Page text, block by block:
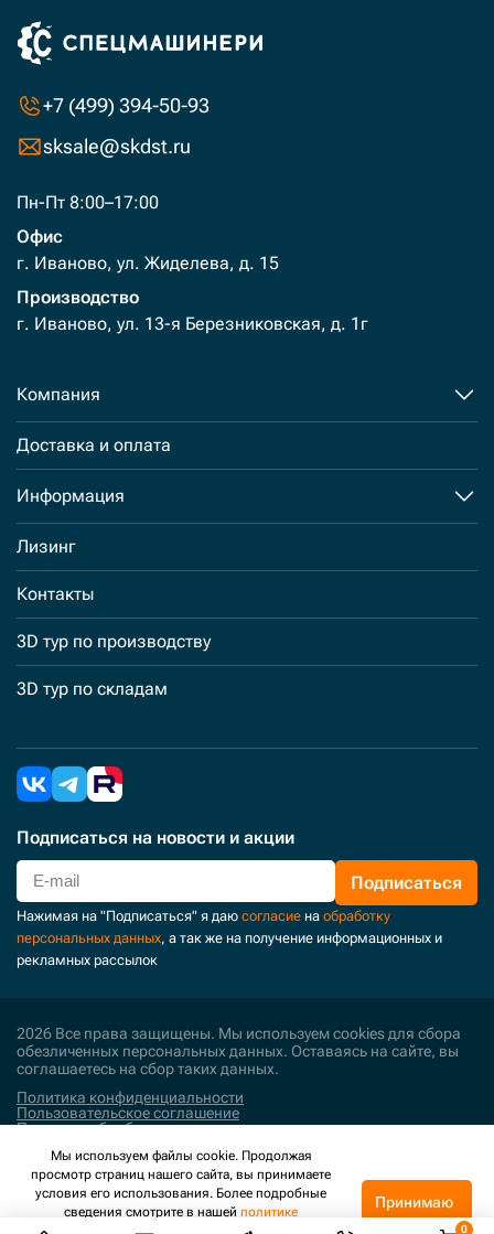
+7 (499) 394-50-93
sksale@skdst.ru
Пн-Пт 8:00–17:00
Офис
г. Иваново, ул. Жиделева, д. 15
Производство
г. Иваново, ул. 13-я Березниковская, д. 1г
Компания
Доставка и оплата
Информация
Лизинг
Контакты
3D тур по производству
3D тур по складам
Подписаться на новости и акции
Подписаться
Нажимая на "Подписаться" я даю согласие на обработку
персональных данных, а так же на получение информационных и
рекламных рассылок
2026 Все права защищены. Мы используем cookies для сбора
обезличенных персональных данных. Оставаясь на сайте, вы
соглашаетесь на сбор таких данных.
Политика конфиденциальности
Пользовательское соглашение
Политика обработки персональных данных
Поддержка и развитие
Мы используем файлы cookie. Продолжая
просмотр страниц нашего сайта, вы принимаете
условия его использования. Более подробные
сведения смотрите в нашей политике
конфиденциальности.
Принимаю